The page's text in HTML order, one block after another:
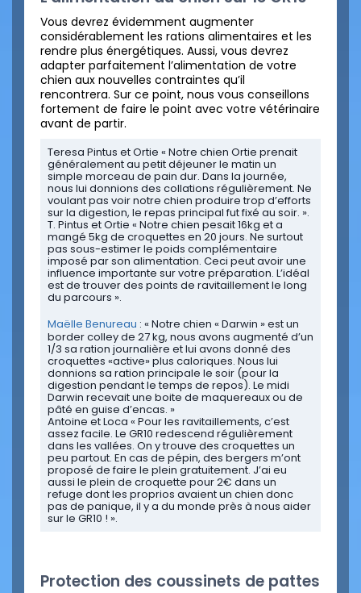
Vous devrez évidemment augmenter
considérablement les rations alimentaires et les
rendre plus énergétiques. Aussi, vous devrez
adapter parfaitement l’alimentation de votre
chien aux nouvelles contraintes qu’il
rencontrera. Sur ce point, nous vous conseillons
fortement de faire le point avec votre vétérinaire
avant de partir.
Teresa Pintus et Ortie « Notre chien Ortie prenait
généralement au petit déjeuner le matin un
simple morceau de pain dur. Dans la journée,
nous lui donnions des collations régulièrement. Ne
voulant pas voir notre chien produire trop d’efforts
sur la digestion, le repas principal fut fixé au soir. ».
T. Pintus et Ortie « Notre chien pesait 16kg et a
mangé 5kg de croquettes en 20 jours. Ne surtout
pas sous-estimer le poids complémentaire
imposé par son alimentation. Ceci peut avoir une
influence importante sur votre préparation. L’idéal
est de trouver des points de ravitaillement le long
du parcours ».
Maëlle Benureau : « Notre chien « Darwin » est un
border colley de 27 kg, nous avons augmenté d’un
1/3 sa ration journalière et lui avons donné des
croquettes «active» plus caloriques. Nous lui
donnions sa ration principale le soir (pour la
digestion pendant le temps de repos). Le midi
Darwin recevait une boite de maquereaux ou de
pâté en guise d’encas. »
Antoine et Loca « Pour les ravitaillements, c’est
assez facile. Le GR10 redescend régulièrement
dans les vallées. On y trouve des croquettes un
peu partout. En cas de pépin, des bergers m’ont
proposé de faire le plein gratuitement. J’ai eu
aussi le plein de croquette pour 2€ dans un
refuge dont les proprios avaient un chien donc
pas de panique, il y a du monde près à nous aider
sur le GR10 ! ».
Protection des coussinets de pattes